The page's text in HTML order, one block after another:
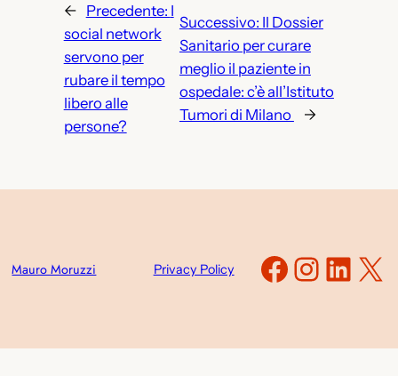
← Precedente: I
social network
servono per
rubare il tempo
libero alle
persone?
Successivo: Il Dossier
Sanitario per curare
meglio il paziente in
ospedale: c’è all’Istituto
Tumori di Milano
→
Mauro Moruzzi Privacy Policy X